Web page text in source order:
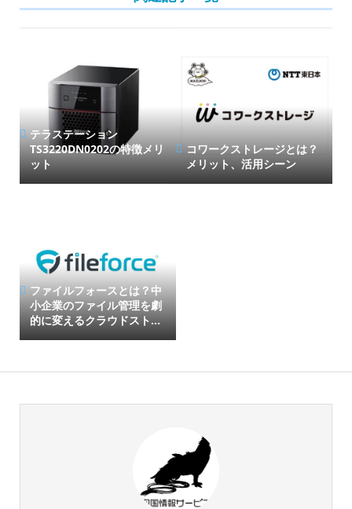
テラステーション
TS3220DN0202の特徴メリ
ット
コワークストレージとは？
メリット、活用シーン
ファイルフォースとは？中
小企業のファイル管理を劇
的に変えるクラウドスト...